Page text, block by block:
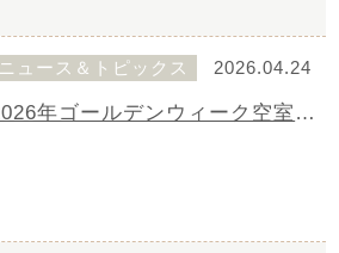
ニュース＆トピックス 2026.04.24
2026年ゴールデンウィーク空室状況のご案内